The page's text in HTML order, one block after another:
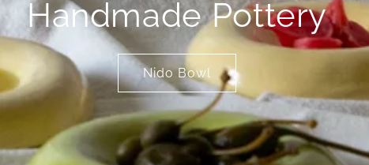
Handmade Pottery
Nido Bowl